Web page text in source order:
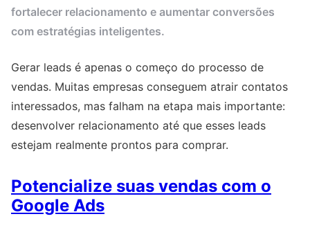
fortalecer relacionamento e aumentar conversões
com estratégias inteligentes.
Gerar leads é apenas o começo do processo de
vendas. Muitas empresas conseguem atrair contatos
interessados, mas falham na etapa mais importante:
desenvolver relacionamento até que esses leads
estejam realmente prontos para comprar.
Potencialize suas vendas com o
Google Ads